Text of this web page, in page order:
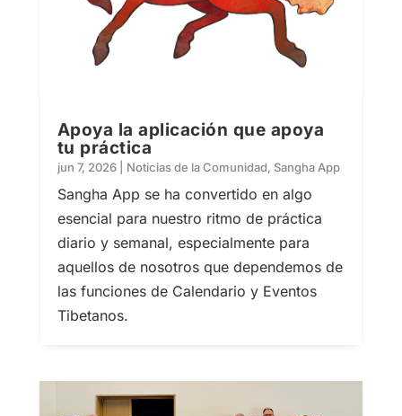
Apoya la aplicación que apoya
tu práctica
jun 7, 2026| Noticias de la Comunidad, Sangha App
Sangha App se ha convertido en algo
esencial para nuestro ritmo de práctica
diario y semanal, especialmente para
aquellos de nosotros que dependemos de
las funciones de Calendario y Eventos
Tibetanos.